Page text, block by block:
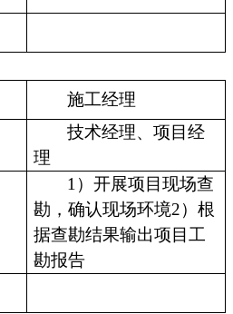
施工经理
技术经理、项目经
理
1）开展项目现场查
勘，确认现场环境2）根
据查勘结果输出项目工
勘报告